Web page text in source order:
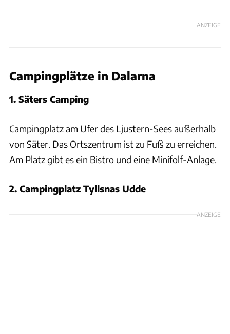
ANZEIGE
Campingplätze in Dalarna
1. Säters Camping
Campingplatz am Ufer des Ljustern-Sees außerhalb
von Säter. Das Ortszentrum ist zu Fuß zu erreichen.
Am Platz gibt es ein Bistro und eine Minifolf-Anlage.
2. Campingplatz Tyllsnas Udde
ANZEIGE